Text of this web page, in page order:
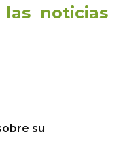
noticias
su